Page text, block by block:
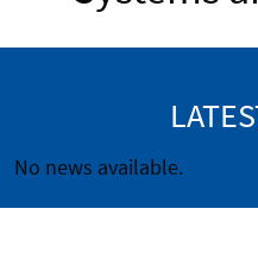
No news available.